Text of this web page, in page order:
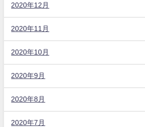
2020年12月
2020年11月
2020年10月
2020年9月
2020年8月
2020年7月